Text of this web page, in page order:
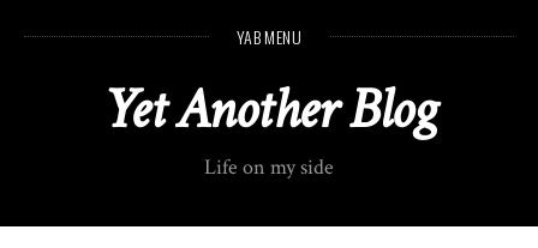
n
YAB MENU
Yet Another Blog
Life on my side